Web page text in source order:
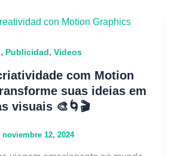
, Publicidad, Videos
com Motion
suas ideias em
visuais 🎨🌀🎬
noviembre 12, 2024